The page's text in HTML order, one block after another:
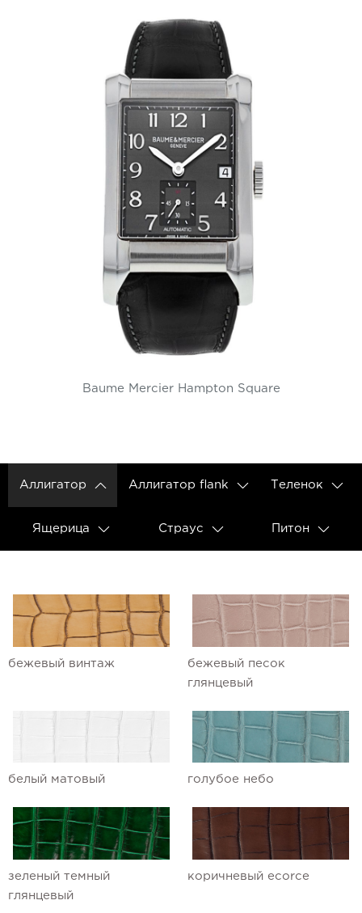
Baume Mercier Hampton Square
Аллигатор Аллигатор flank Теленок
Ящерица Страус Питон
бежевый винтаж
бежевый песок
глянцевый
белый матовый голубое небо
зеленый темный
глянцевый
коричневый ecorce